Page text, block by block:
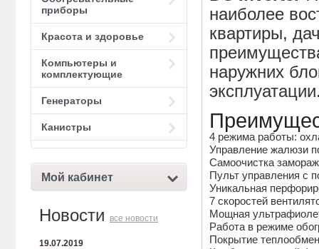
приборы
Красота и здоровье
Компьютеры и
комплектующие
Генераторы
Канистры
Мой кабинет
Новости все новости
19.07.2019
наиболее
квартиры,
наружних
4 режима работы:
Управление жалюзи
Самоочистка
Пульт управления с
Уникальная
7 скоростей
Мощная
Работа в режиме
Покрытие